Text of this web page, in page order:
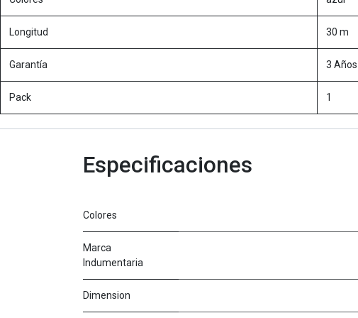
Longitud 30 m
Garantía 3 Años
Pack 1
Especificaciones
Colores
Marca
Indumentaria
Dimension